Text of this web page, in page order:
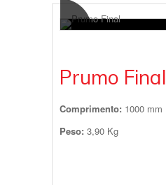
Prumo Final
Comprimento: 1000 mm
Peso: 3,90 Kg